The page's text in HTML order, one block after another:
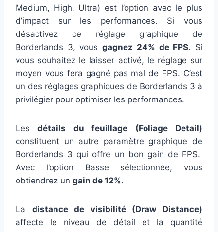
Medium, High, Ultra) est l’option avec le plus
d’impact sur les performances. Si vous
désactivez ce réglage graphique de
Borderlands 3, vousgagnez 24% de FPS. Si
vous souhaitez le laisser activé, le réglage sur
moyen vous fera gagné pas mal de FPS. C’est
un des réglages graphiques de Borderlands 3 à
privilégier pour optimiser les performances.
Lesdétails du feuillage (Foliage Detail)
constituent un autre paramètre graphique de
Borderlands 3 qui offre un bon gain de FPS.
Avec l’option Basse sélectionnée, vous
obtiendrez un gain de 12%.
La distance de visibilité (Draw Distance)
affecte le niveau de détail et la quantité